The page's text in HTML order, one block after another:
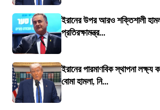
ইরানের উপর আরও শক্তিশালী
প্রতিরক্ষামন্ত্র...
ইরানের পারমাণবিক স্থাপনা লক্ষ্য
বোমা হামলা, নি...